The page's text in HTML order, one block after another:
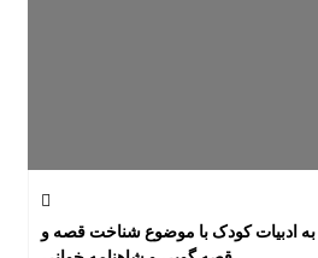
به ادبیات کودک با موضوع شناخت قصه و